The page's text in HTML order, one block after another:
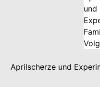
Aprilscherze und